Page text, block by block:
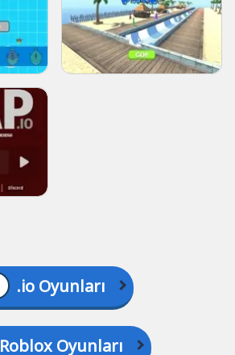
.io Oyunları
Roblox Oyunları